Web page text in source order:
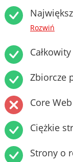
Rozwiń
Zbiorcze
Core
Ciężkie
Strony o